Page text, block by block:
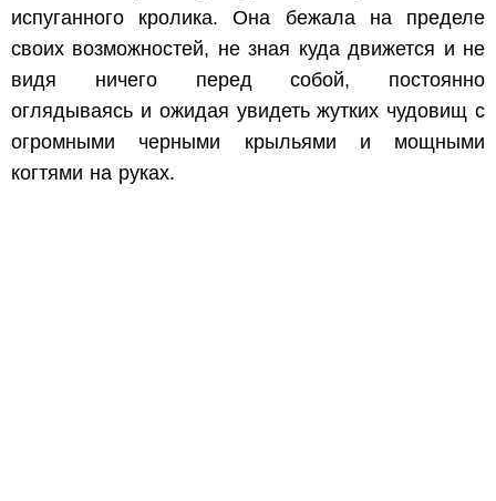
испуганного кролика. Она бежала на пределе
своих возможностей, не зная куда движется и не
видя ничего перед собой, постоянно
оглядываясь и ожидая увидеть жутких чудовищ с
огромными черными крыльями и мощными
когтями на руках.